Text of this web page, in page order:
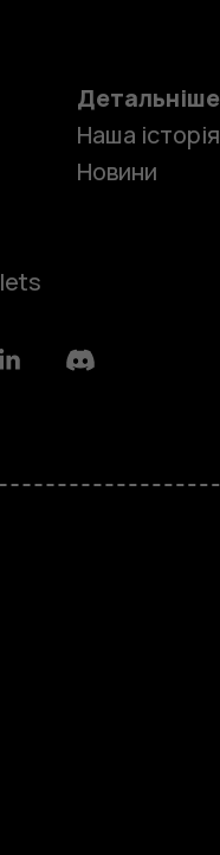
Детальніше
Наша історія
Новини
LinkedinDiscord